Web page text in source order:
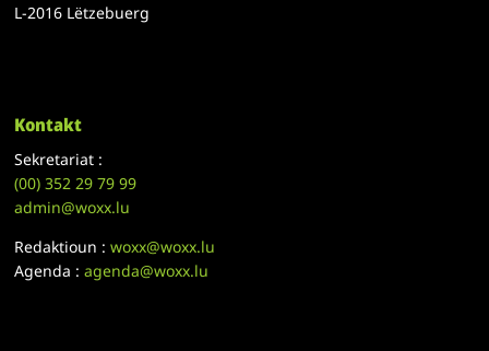
L-2016 Lëtzebuerg
Kontakt
Sekretariat :
(00)352 29 79 99
admin@woxx.lu
Redaktioun :woxx@woxx.lu
Agenda :agenda@woxx.lu